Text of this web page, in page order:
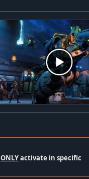
ONLYactivate in specific